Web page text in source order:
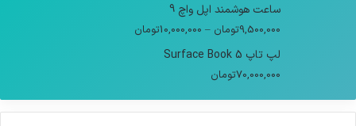
ساعت هوشمند اپل واچ 9
9,500,000تومان –
10,000,000تومان
لپ تاپ Surface Book 5
70,000,000تومان